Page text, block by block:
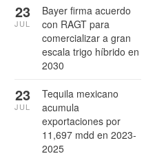
Bayer firma acuerdo
con RAGT para
comercializar a gran
escala trigo híbrido en
2030
23
JUL
Tequila mexicano
acumula
exportaciones por
11,697 mdd en 2023-
2025
23
JUL